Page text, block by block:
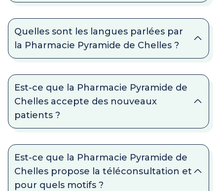
Quelles sont les langues parlées par
la Pharmacie Pyramide de Chelles ?
Est-ce que la Pharmacie Pyramide de
Chelles accepte des nouveaux
patients ?
Est-ce que la Pharmacie Pyramide de
Chelles propose la téléconsultation et
pour quels motifs ?